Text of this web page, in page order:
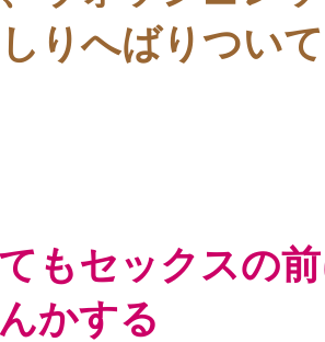
りへばりつい
もセックスの
かする